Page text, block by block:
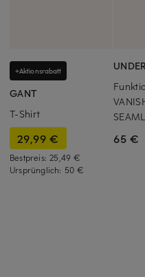
+Aktionsrabatt
GANT
T-Shirt
29,99 €
Bestpreis:25,49 €
Ursprünglich: 50 €
65 €